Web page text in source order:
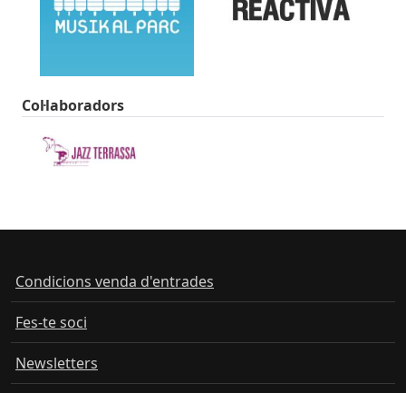
Col·laboradors
Condicions venda d'entrades
Fes-te soci
Newsletters